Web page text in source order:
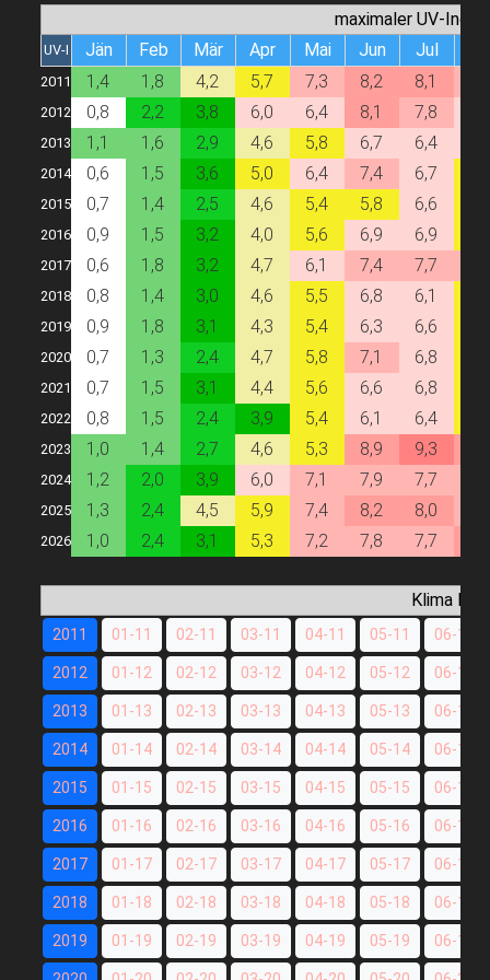
maximaler UV-Index
UV-I Jän Feb Mär Apr Mai Jun Jul
2011 1,4 1,8 4,2 5,7 7,3 8,2 8,1
2012 0,8 2,2 3,8 6,0 6,4 8,1 7,8
2013 1,1 1,6 2,9 4,6 5,8 6,7 6,4
2014 0,6 1,5 3,6 5,0 6,4 7,4 6,7
2015 0,7 1,4 2,5 4,6 5,4 5,8 6,6
2016 0,9 1,5 3,2 4,0 5,6 6,9 6,9
2017 0,6 1,8 3,2 4,7 6,1 7,4 7,7
2018 0,8 1,4 3,0 4,6 5,5 6,8 6,1
2019 0,9 1,8 3,1 4,3 5,4 6,3 6,6
2020 0,7 1,3 2,4 4,7 5,8 7,1 6,8
2021 0,7 1,5 3,1 4,4 5,6 6,6 6,8
2022 0,8 1,5 2,4 3,9 5,4 6,1 6,4
2023 1,0 1,4 2,7 4,6 5,3 8,9 9,3
2024 1,2 2,0 3,9 6,0 7,1 7,9 7,7
2025 1,3 2,4 4,5 5,9 7,4 8,2 8,0
2026 1,0 2,4 3,1 5,3 7,2 7,8 7,7
Klima
2011 01-11 02-11 03-11 04-11 05-11 06-11
2012 01-12 02-12 03-12 04-12 05-12 06-12
2013 01-13 02-13 03-13 04-13 05-13 06-13
2014 01-14 02-14 03-14 04-14 05-14 06-14
2015 01-15 02-15 03-15 04-15 05-15 06-15
2016 01-16 02-16 03-16 04-16 05-16 06-16
2017 01-17 02-17 03-17 04-17 05-17 06-17
2018 01-18 02-18 03-18 04-18 05-18 06-18
2019 01-19 02-19 03-19 04-19 05-19 06-19